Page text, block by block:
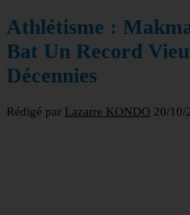
Athlétisme :
Bat Un Record
Décennies
Rédigé par Lazarre KONDO 20/10/